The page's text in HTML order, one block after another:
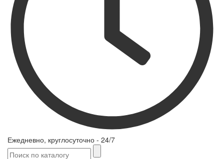
Ежедневно, круглосуточно - 24/7